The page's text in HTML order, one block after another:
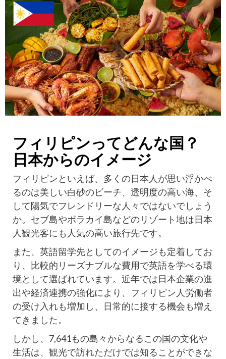
フィリピンってどんな国？
日本からのイメージ
フィリピンといえば、多くの日本人が思い浮かべ
るのは美しい白砂のビーチ、透明度の高い海、そ
して陽気でフレンドリーな人々ではないでしょう
か。セブ島やボラカイ島などのリゾート地は日本
人観光客にも人気の高い旅行先です。
また、英語留学先としてのイメージも定着してお
り、比較的リーズナブルな費用で英語を学べる環
境として選ばれています。近年では日本企業の進
出や経済連携の強化により、フィリピン人労働者
の受け入れも増加し、日常的に接する機会も増え
てきました。
しかし、7,641もの島々からなるこの国の文化や
生活は、観光で訪れただけでは知ることができな